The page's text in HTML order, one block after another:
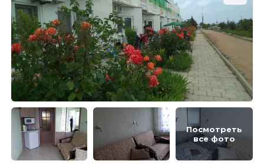
Посмотреть
все фото